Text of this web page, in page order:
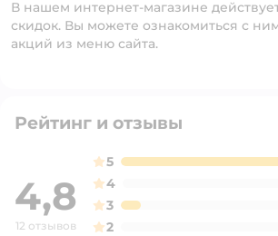
В нашем интернет-магазине
скидок. Вы можете ознакомиться с
акций из меню сайта.
Рейтинг и отзывы
4,8
12 отзывов
5
4
3
2